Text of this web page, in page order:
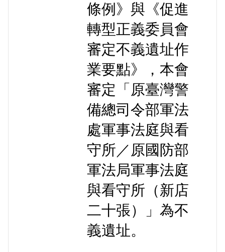
條例》與《促進
轉型正義委員會
審定不義遺址作
業要點》，本會
審定「原臺灣警
備總司令部軍法
處軍事法庭與看
守所／原國防部
軍法局軍事法庭
與看守所（新店
二十張）」為不
義遺址。